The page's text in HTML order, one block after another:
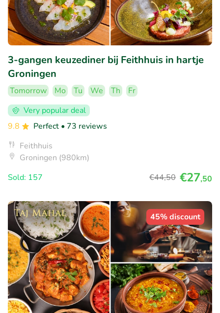
3-gangen keuzediner bij Feithhuis in hartje
Groningen
Tomorrow Mo Tu We Th
Fr
Very popular deal
9.8
Perfect • 73 reviews
Feithhuis
Groningen (980km)
Sold: 157
€44,50 €27,50
45% discount